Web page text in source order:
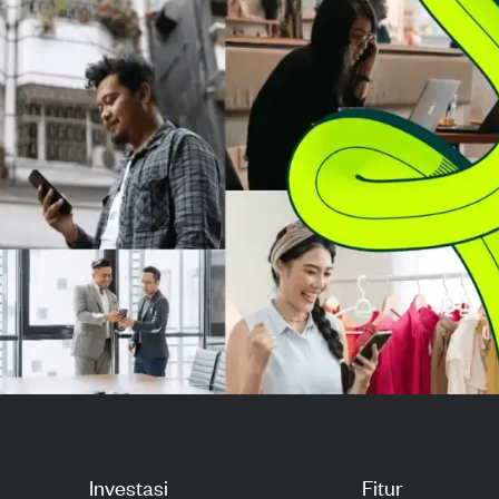
beredar di TRON,
menjadikannya platform utama
untuk penye...
selama
kurang
harga...
Investasi Fitur